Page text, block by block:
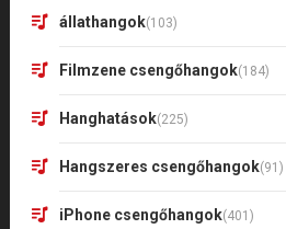
állathangok(103)
Filmzene csengőhangok(184)
Hanghatások(225)
Hangszeres csengőhangok(91)
iPhone csengőhangok(401)